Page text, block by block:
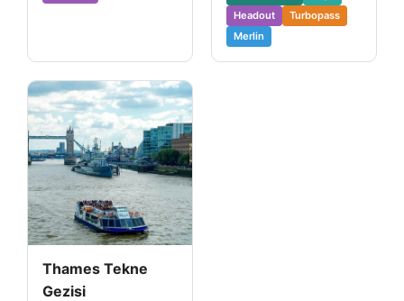
Headout
Turbopass
Merlin
Thames Tekne
Gezisi